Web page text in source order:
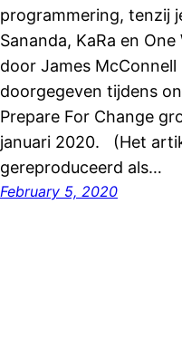
programmering, tenzij
Sananda, KaRa en
door James
doorgegeven tijdens
Prepare For Change
januari 2020. (Het
gereproduceerd als…
February 5, 2020